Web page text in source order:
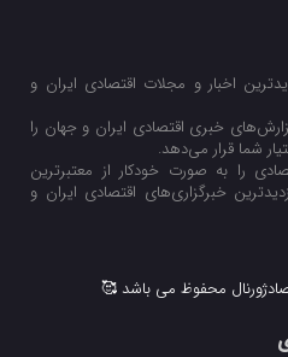
اخبار و مجلات اقتصادی ایران و
خبری اقتصادی ایران و جهان را
شما قرار می‌‌دهد.
را به صورت خودکار از معتبرترین
خبرگزاری‌های اقتصادی ایران و
محفوظ می باشد 🥰